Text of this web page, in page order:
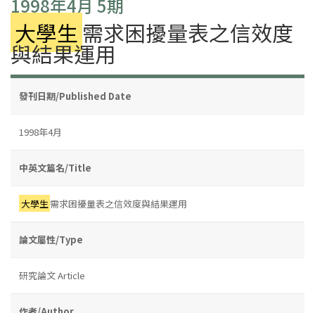
1998年4月 5期
大學生 需求困擾量表之信效度
與結果運用
發刊日期/Published Date
1998年4月
中英文篇名/Title
大學生 需求困擾量表之信效度與結果運用
論文屬性/Type
研究論文 Article